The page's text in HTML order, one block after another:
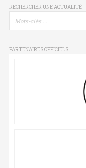
RECHERCHER UNE ACTUALITÉ
PARTENAIRES OFFICIELS